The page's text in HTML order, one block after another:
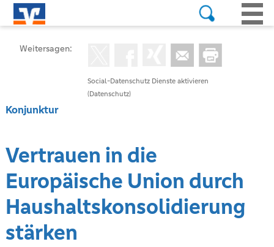
Social-Datenschutz Dienste aktivieren
(Datenschutz)
Weitersagen:
Konjunktur
Vertrauen in die
Europäische Union durch
Haushaltskonsolidierung
stärken